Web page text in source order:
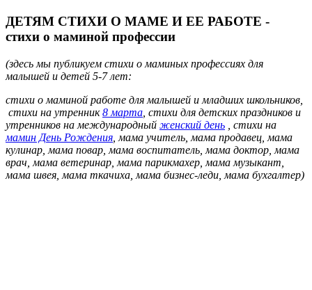
ДЕТЯМ СТИХИ О МАМЕ И ЕЕ РАБОТЕ -
стихи о маминой профессии
(здесь мы публикуем стихи о маминых профессиях для
малышей и детей 5-7 лет:
стихи о маминой работе для малышей и младших школьников,
стихи на утренник8 марта , стихи для детских праздников и
утренников на международный женский день , стихи на
мамин День Рождения , мама учитель, мама продавец, мама
кулинар, мама повар, мама воспитатель, мама доктор, мама
врач, мама ветеринар, мама парикмахер, мама музыкант,
мама швея, мама ткачиха, мама бизнес-леди, мама бухгалтер)